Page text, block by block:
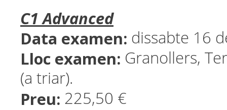
C1 Advanced
Data examen: dissabte 16
Lloc examen: Granollers,
(a triar).
Preu: 225,50 €